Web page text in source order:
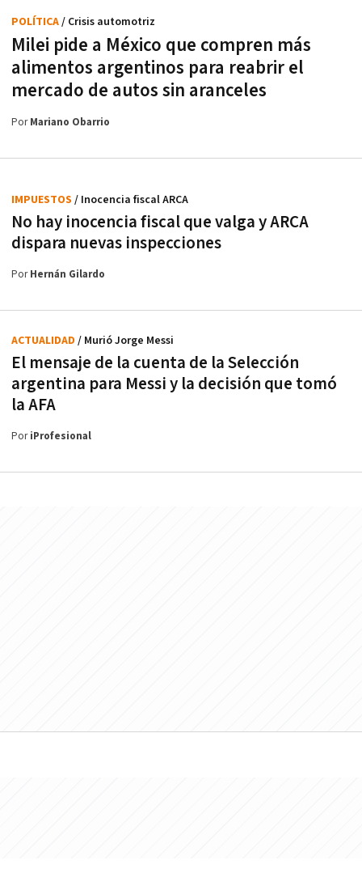
Milei pide a México que compren más
alimentos argentinos para reabrir el
mercado de autos sin aranceles
POLÍTICA/ Crisis automotriz
PorMariano Obarrio
No hay inocencia fiscal que valga y ARCA
dispara nuevas inspecciones
IMPUESTOS / Inocencia fiscal ARCA
PorHernán Gilardo
El mensaje de la cuenta de la Selección
argentina para Messi y la decisión que tomó
la AFA
ACTUALIDAD / Murió Jorge Messi
PoriProfesional